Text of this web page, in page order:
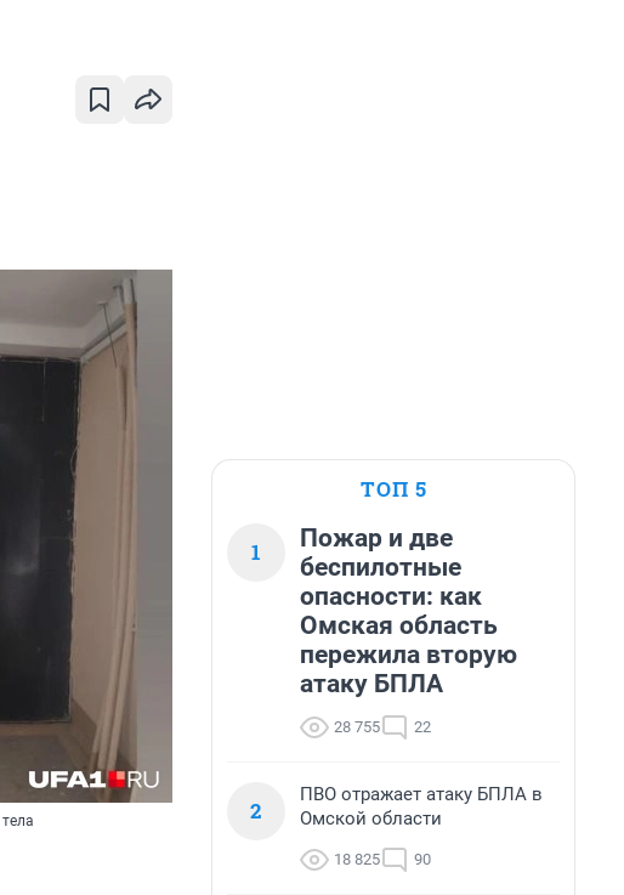
ТОП 5
1
Пожар и две
беспилотные
опасности: как
Омская область
пережила вторую
атаку БПЛА
28 755 22
2
ПВО отражает атаку БПЛА в
Омской области
18 825 90